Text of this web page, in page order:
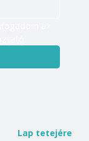
Lap tetejére